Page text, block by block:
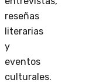
reseñas
literarias
y
eventos
culturales.